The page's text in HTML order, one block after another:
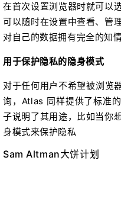
在首次设置浏览器时就可以
可以随时在设置中查看、管
对自己的数据拥有完全的知
用于保护隐私的隐身模式
对于任何用户不希望被浏览
询，Atlas 同样提供了标准
子说明了其用途，比如当你
身模式来保护隐私
Sam Altman大饼计划